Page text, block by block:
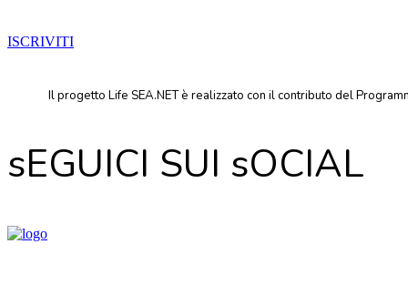
ISCRIVITI
Il progetto Life SEA.NET è realizzato con il contributo del
sEGUICI SUI sOCIAL